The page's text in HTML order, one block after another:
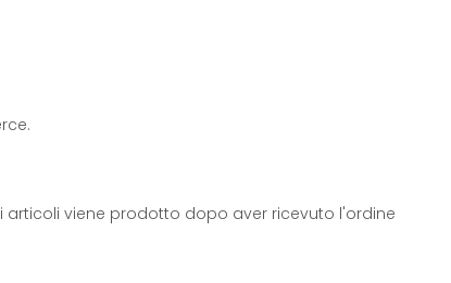
articoli viene prodotto dopo aver ricevuto l'ordine